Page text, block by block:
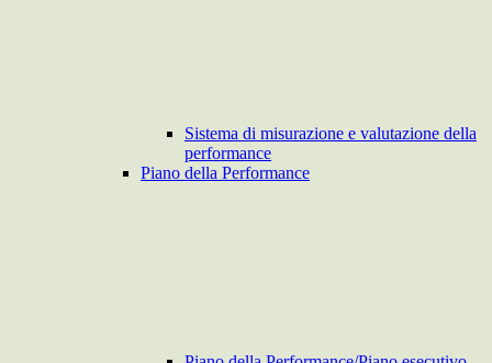
Sistema di misurazione e valutazione della
performance
Piano della Performance